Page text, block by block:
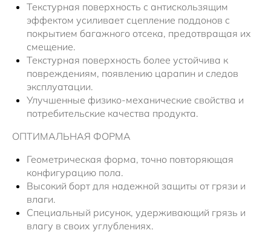
Текстурная поверхность с антискользящим
эффектом усиливает сцепление поддонов с
покрытием багажного отсека, предотвращая их
смещение.
Текстурная поверхность более устойчива к
повреждениям, появлению царапин и следов
эксплуатации.
Улучшенные физико-механические свойства и
потребительские качества продукта.
ОПТИМАЛЬНАЯ ФОРМА
Геометрическая форма, точно повторяющая
конфигурацию пола.
Высокий борт для надежной защиты от грязи и
влаги.
Специальный рисунок, удерживающий грязь и
влагу в своих углублениях.